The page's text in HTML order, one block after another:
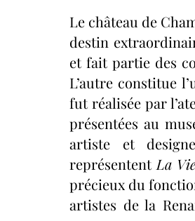
Célia De Saint Riquier
Arno Le Monnyer Eléa
Podcasts Julien Bousser
Le château de
destin
et fait partie des
L’autre constitue
fut réalisée par
présentées au
artiste et
représentent La
précieux du
artistes de la